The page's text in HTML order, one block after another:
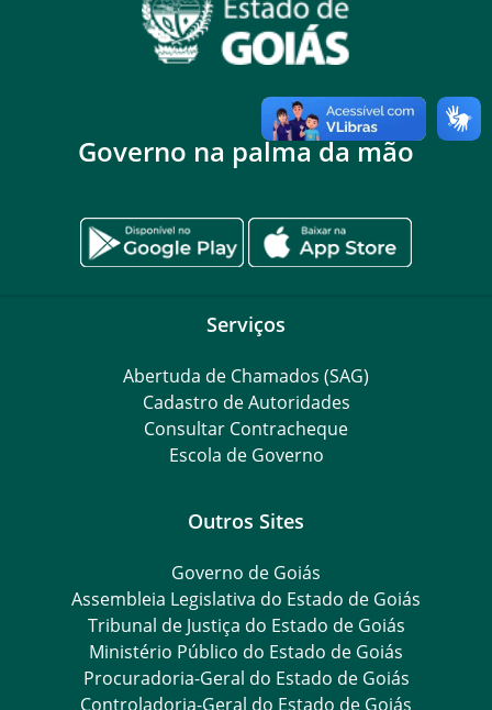
Governo na palma da mão
Serviços
Abertuda de Chamados (SAG)
Cadastro de Autoridades
Consultar Contracheque
Escola de Governo
Outros Sites
Governo de Goiás
Assembleia Legislativa do Estado de Goiás
Tribunal de Justiça do Estado de Goiás
Ministério Público do Estado de Goiás
Procuradoria-Geral do Estado de Goiás
Controladoria-Geral do Estado de Goiás